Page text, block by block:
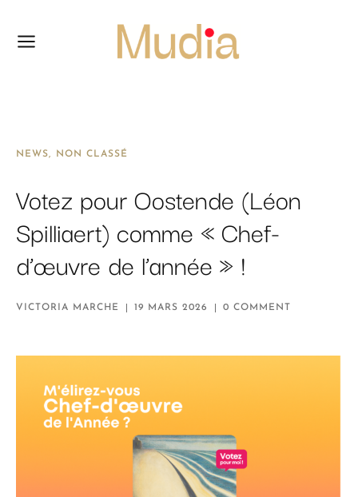
NEWS NON CLASSÉ
Votez pour Oostende (Léon
Spilliaert) comme « Chef-
d’œuvre de l’année » !
VICTORIA MARCHE 19 MARS 2026 0 COMMENT